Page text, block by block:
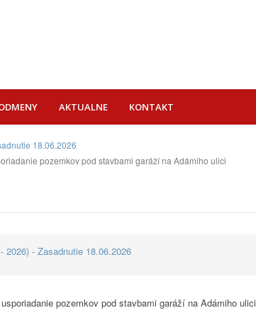
AKTUALNE KONTAKT
18.06.2026
pozemkov pod stavbami garáží na Adámiho ulici
- Zasadnutie 18.06.2026
pozemkov pod stavbami garáží na Adámiho ulici